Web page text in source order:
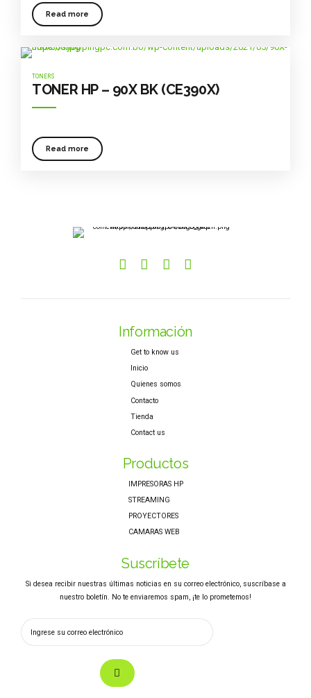
Read more
TONERS
TONER HP – 90X BK (CE390X)
Read more
Información
Get to know us
Inicio
Quienes somos
Contacto
Tienda
Contact us
Productos
IMPRESORAS HP
STREAMING
PROYECTORES
CAMARAS WEB
Suscríbete
Si desea recibir nuestras últimas noticias en su correo electrónico, suscríbase a
nuestro boletín. No te enviaremos spam, ¡te lo prometemos!